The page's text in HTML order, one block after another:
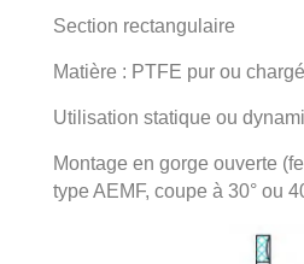
Section rectangulaire
Matière : PTFE pur ou
Utilisation statique ou
Montage en gorge ouverte
type AEMF, coupe à 30° ou